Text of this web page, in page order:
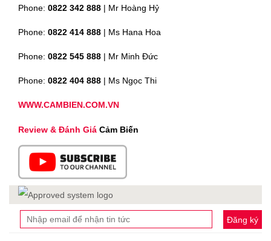
Phone: 0822 342 888 | Mr Hoàng Hỷ
Phone: 0822 414 888 | Ms Hana Hoa
Phone: 0822 545 888 | Mr Minh Đức
Phone: 0822 404 888 | Ms Ngọc Thi
WWW.CAMBIEN.COM.VN
Review & Đánh Giá Cảm Biến
Đăng ký